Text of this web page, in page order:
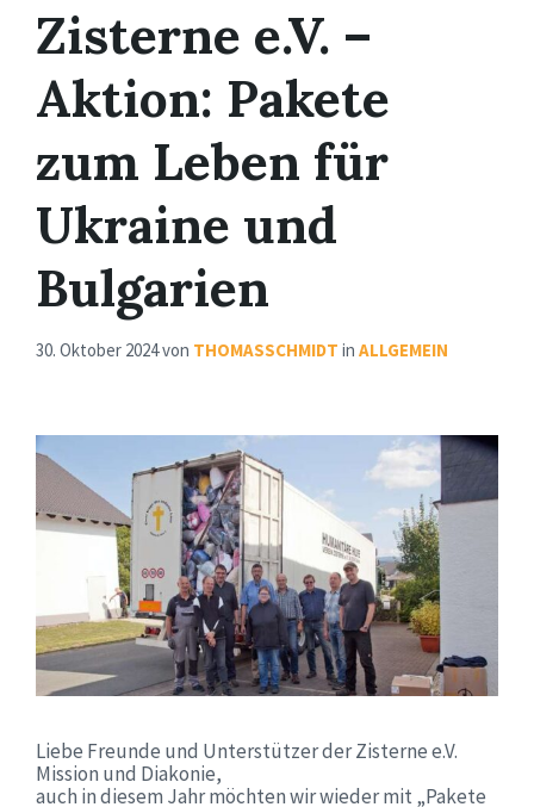
Zisterne e.V. –
Aktion: Pakete
zum Leben für
Ukraine und
Bulgarien
30. Oktober 2024von THOMASSCHMIDT in ALLGEMEIN
Liebe Freunde und Unterstützer der Zisterne e.V.
Mission und Diakonie,
auch in diesem Jahr möchten wir wieder mit „Pakete